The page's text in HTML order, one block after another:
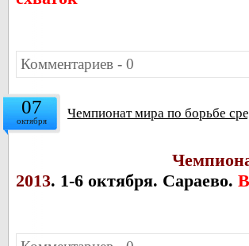
Комментариев - 0
07
октября Чемпионат мира по борьбе
2013. 1-6 октября. Сараево.